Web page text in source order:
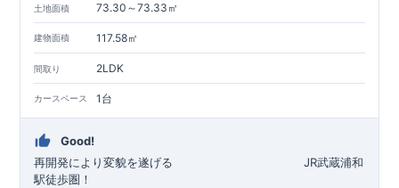
土地面積 73.30～73.33㎡
建物面積 117.58㎡
間取り 2LDK
カースペース 1台
Good!
再開発により変貌を遂げる ​JR武蔵浦和
駅徒歩圏！